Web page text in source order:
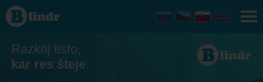
Zmenkovati
Razkrij tisto,
kar res šteje.